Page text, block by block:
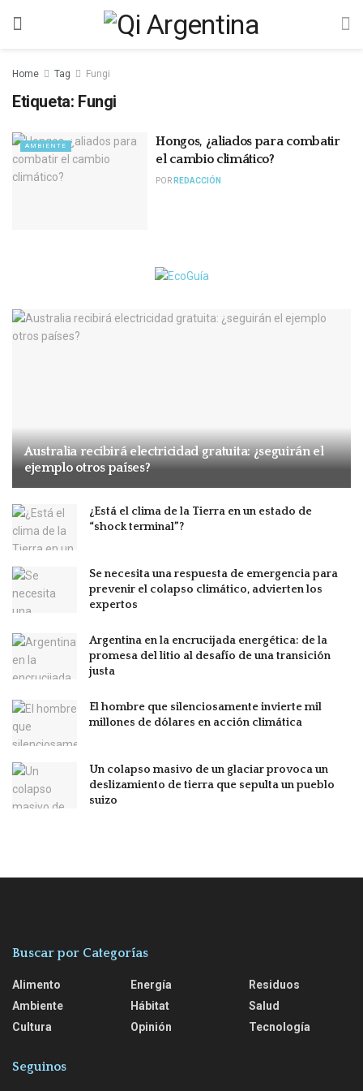
Home Tag Fungi
Etiqueta: Fungi
AMBIENTE
Hongos, ¿aliados para combatir
el cambio climático?
POR REDACCIÓN
Australia recibirá electricidad gratuita: ¿seguirán el
ejemplo otros países?
¿Está el clima de la Tierra en un estado de
“shock terminal”?
Se necesita una respuesta de emergencia para
prevenir el colapso climático, advierten los
expertos
Argentina en la encrucijada energética: de la
promesa del litio al desafío de una transición
justa
El hombre que silenciosamente invierte mil
millones de dólares en acción climática
Un colapso masivo de un glaciar provoca un
deslizamiento de tierra que sepulta un pueblo
suizo
Buscar por Categorías
Alimento
Ambiente
Cultura
Energía
Hábitat
Opinión
Residuos
Salud
Tecnología
Seguinos